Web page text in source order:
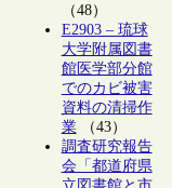
（48）
E2903 – 琉球
大学附属図書
館医学部分館
でのカビ被害
資料の清掃作
業（43）
調査研究報告
会「都道府県